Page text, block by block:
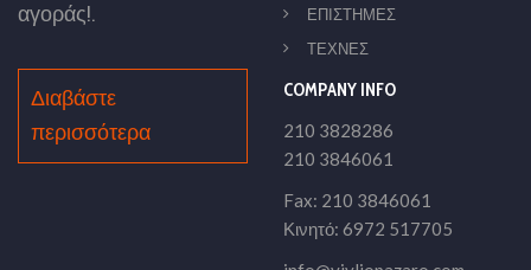
αγοράς!.
Διαβάστε
περισσότερα
ΕΠΙΣΤΗΜΕΣ
ΤΕΧΝΕΣ
COMPANY INFO
210 3828286
210 3846061
Fax: 210 3846061
Κινητό: 6972 517705